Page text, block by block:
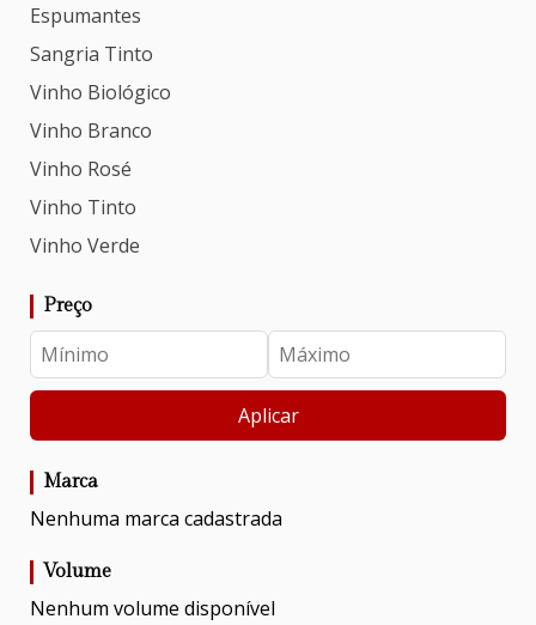
Espumantes
Sangria Tinto
Vinho Biológico
Vinho Branco
Vinho Rosé
Vinho Tinto
Vinho Verde
Preço
Aplicar
Marca
Nenhuma marca cadastrada
Volume
Nenhum volume disponível